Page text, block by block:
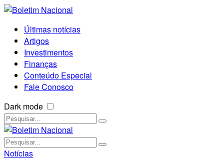
Últimas notícias
Artigos
Investimentos
Finanças
Conteúdo Especial
Fale Conosco
Dark mode
Notícias